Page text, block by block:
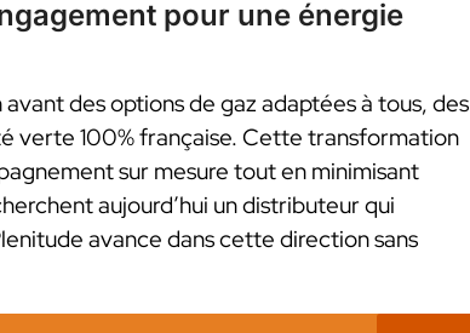
pour une énergie
des options de gaz adaptées à tous, des
verte 100% française. Cette transformation
sur mesure tout en minimisant
aujourd’hui un distributeur qui
avance dans cette direction sans